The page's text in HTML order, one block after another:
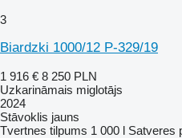
3
Biardzki 1000/12 P-329/19
1 916 € 8 250 PLN
Uzkarināmais miglotājs
2024
Stāvoklis jauns
Tvertnes tilpums 1 000 l Satveres